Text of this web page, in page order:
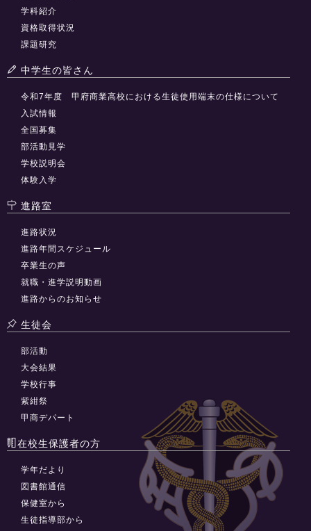
学科紹介
資格取得状況
課題研究
中学生の皆さん
令和7年度 甲府商業高校における生徒使用端末の仕様について
入試情報
全国募集
部活動見学
学校説明会
体験入学
進路室
進路状況
進路年間スケジュール
卒業生の声
就職・進学説明動画
進路からのお知らせ
生徒会
部活動
大会結果
学校行事
紫紺祭
甲商デパート
在校生保護者の方
学年だより
図書館通信
保健室から
生徒指導部から